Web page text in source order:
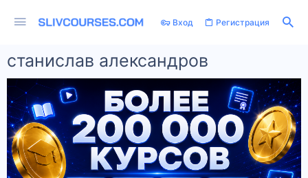
Вход Регистрация
станислав александров